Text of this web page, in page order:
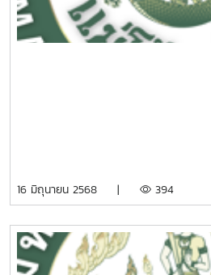
16 มิถุนายน 2568 | 394